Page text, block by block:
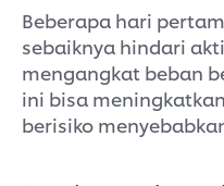
Beberapa hari
sebaiknya hindari
mengangkat beban
ini bisa
berisiko